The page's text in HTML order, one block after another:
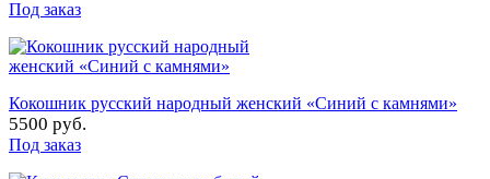
Под заказ
Кокошник русский народный женский «Синий с камнями»
5500 руб.
Под заказ